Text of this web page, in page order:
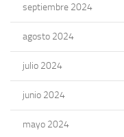
septiembre 2024
agosto 2024
julio 2024
junio 2024
mayo 2024